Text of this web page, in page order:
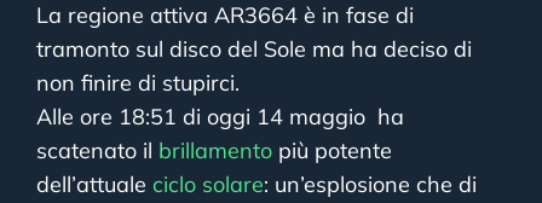
La regione attiva AR3664 è in fase di
tramonto sul disco del Sole ma ha deciso di
non finire di stupirci.
Alle ore 18:51 di oggi 14 maggio ha
scatenato il brillamento più potente
dell’attuale ciclo solare: un’esplosione che di